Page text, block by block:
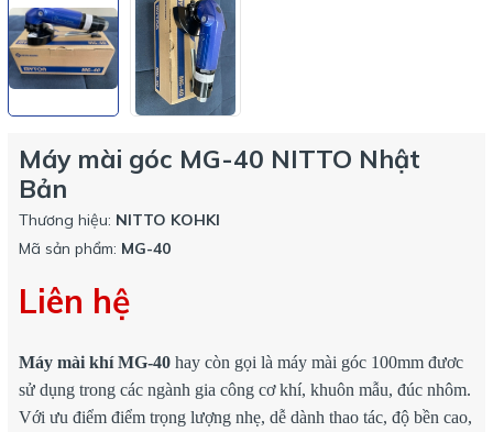
Máy mài góc MG-40 NITTO Nhật
Bản
Thương hiệu: NITTO KOHKI
Mã sản phẩm: MG-40
Liên hệ
Máy mài khí MG-40 hay còn gọi là máy mài góc 100mm đươc
sử dụng trong các ngành gia công cơ khí, khuôn mẫu, đúc nhôm.
Với ưu điểm điểm trọng lượng nhẹ, dễ dành thao tác, độ bền cao,